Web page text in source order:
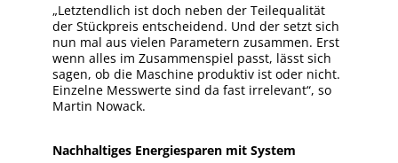
„Letztendlich ist doch neben der Teilequalität
der Stückpreis entscheidend. Und der setzt sich
nun mal aus vielen Parametern zusammen. Erst
wenn alles im Zusammenspiel passt, lässt sich
sagen, ob die Maschine produktiv ist oder nicht.
Einzelne Messwerte sind da fast irrelevant“, so
Martin Nowack.
Nachhaltiges Energiesparen mit System